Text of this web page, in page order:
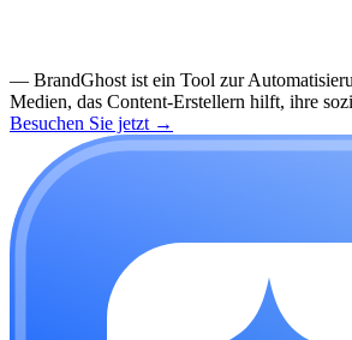
— BrandGhost ist ein Tool zur
Medien, das Content-Erstellern hilft, ihre
Besuchen Sie jetzt →